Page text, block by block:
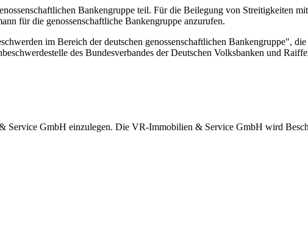
Bankengruppe teil. Für die Beilegung von Streitigkeiten
für die genossenschaftliche Bankengruppe anzurufen.
im Bereich der deutschen genossenschaftlichen Bankengruppe",
des Bundesverbandes der Deutschen Volksbanken und
Service GmbH einzulegen. Die VR-Immobilien & Service GmbH wird